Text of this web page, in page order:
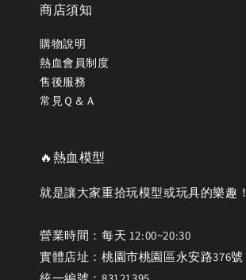
商店須知
購物說明
熱血會員制度
售後服務
常見Ｑ＆Ａ
🔥熱血模型
就是讓大家重拾玩模型或玩具的樂趣！
營業時間：每天 12:00~20:30
實體店址：桃園市桃園區永安路376號